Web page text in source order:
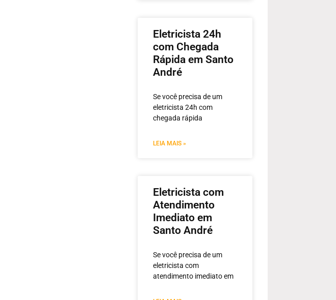
Eletricista 24h
com Chegada
Rápida em Santo
André
Se você precisa de um
eletricista 24h com
chegada rápida
LEIA MAIS »
Eletricista com
Atendimento
Imediato em
Santo André
Se você precisa de um
eletricista com
atendimento imediato em